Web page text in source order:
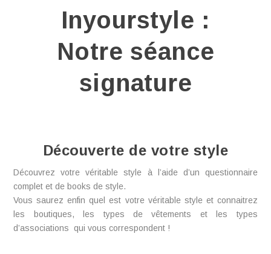
Inyourstyle :
Notre séance
signature
Découverte de votre style
Découvrez votre véritable style à l’aide d’un questionnaire
complet et de books de style.
Vous saurez enfin quel est votre véritable style et connaitrez
les boutiques, les types de vêtements et les types
d’associations qui vous correspondent !